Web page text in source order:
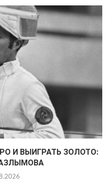
И ВЫИГРАТЬ ЗОЛОТО: